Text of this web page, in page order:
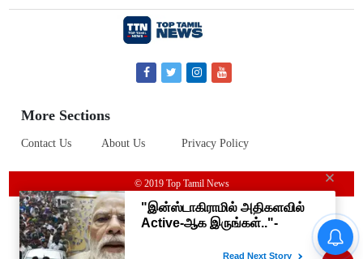
More Sections
Contact Us About Us Privacy Policy
© 2019 Top Tamil News
தமிழக மக்களவை தொகுதிகள்